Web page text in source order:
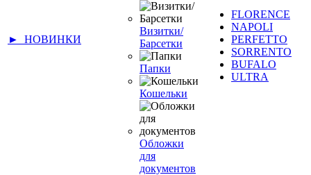
► НОВИНКИ
Визитки/
Барсетки
Папки
Кошельки
Обложки
для
документов
FLORENCE
NAPOLI
PERFETTO
SORRENTO
BUFALO
ULTRA